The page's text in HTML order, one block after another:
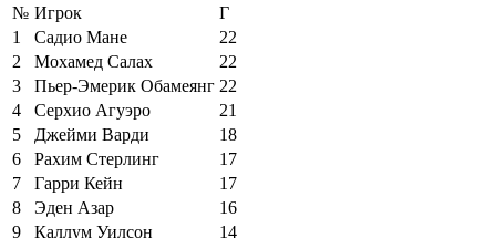
№ Игрок
Г
1
Садио Мане
22
2
Мохамед Салах
22
3
Пьер-Эмерик Обамеянг 22
4
Серхио Агуэро
21
5
Джейми Варди
18
6
Рахим Стерлинг
17
7
Гарри Кейн
17
8
Эден Азар
16
9
Каллум Уилсон
14